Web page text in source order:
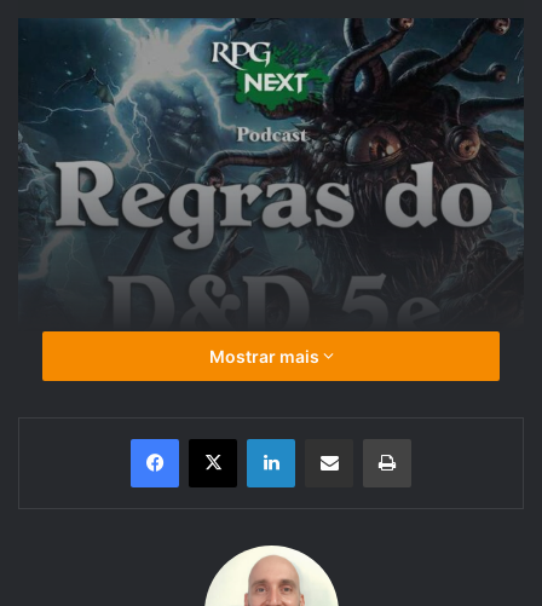
Bem-vindo a mais um episódio do Regras do D&D 5e, um
Mostrar mais
Linkedin Compartilhar via e-mail Imprimir